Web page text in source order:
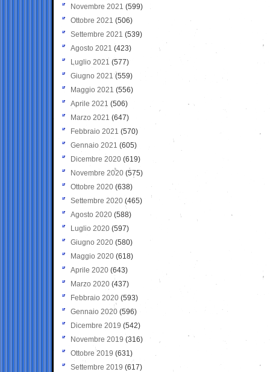
Novembre 2021 (599)
Ottobre 2021 (506)
Settembre 2021 (539)
Agosto 2021 (423)
Luglio 2021 (577)
Giugno 2021(559)
Maggio 2021 (556)
Aprile 2021 (506)
Marzo 2021 (647)
Febbraio 2021 (570)
Gennaio 2021 (605)
Dicembre 2020 (619)
Novembre 2020 (575)
Ottobre 2020 (638)
Settembre 2020(465)
Agosto 2020 (588)
Luglio 2020 (597)
Giugno 2020 (580)
Maggio 2020 (618)
Aprile 2020 (643)
Marzo 2020 (437)
Febbraio 2020 (593)
Gennaio 2020 (596)
Dicembre 2019 (542)
Novembre 2019 (316)
Ottobre 2019 (631)
Settembre 2019 (617)